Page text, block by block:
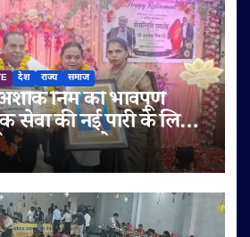
देश राज्य समाज
निम को भावपूर्ण
सेवा की नई पारी के लिए
सम्मान से नवाजा